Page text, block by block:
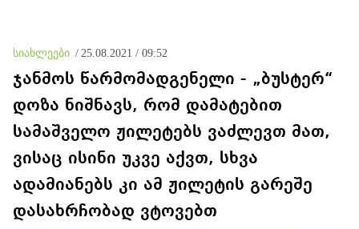
ეპოქაში სხვანაირად ხდება
სიახლეები / 25.08.2021 / 09:52
ჯანმოს წარმომადგენელი - „ბუსტერ“
დოზა ნიშნავს, რომ დამატებით
სამაშველო ჟილეტებს ვაძლევთ მათ,
ვისაც ისინი უკვე აქვთ, სხვა
ადამიანებს კი ამ ჟილეტის გარეშე
დასახრჩობად ვტოვებთ